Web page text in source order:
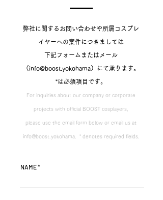
弊社に関するお問い合わせや所属コスプレ
イヤーへの案件につきましては
下記フォームまたはメール
（info@boost.yokohama）にて承ります。​
*は必須項目です。
For inquiries about our company or corporate
projects with official BOOST cosplayers,
please use the email form below or email us at
info@boost.yokohama. ​ * denotes required fields.
NAME